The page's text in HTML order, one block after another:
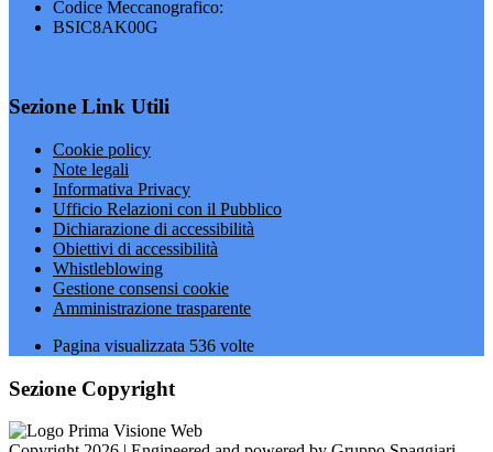
Codice Meccanografico:
BSIC8AK00G
Sezione Link Utili
Cookie policy
Note legali
Informativa Privacy
Ufficio Relazioni con il Pubblico
Dichiarazione di accessibilità
Obiettivi di accessibilità
Whistleblowing
Gestione consensi cookie
Amministrazione trasparente
Pagina visualizzata 536 volte
Sezione Copyright